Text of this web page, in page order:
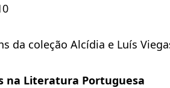
da coleção Alcídia e Luís
na Literatura Portuguesa